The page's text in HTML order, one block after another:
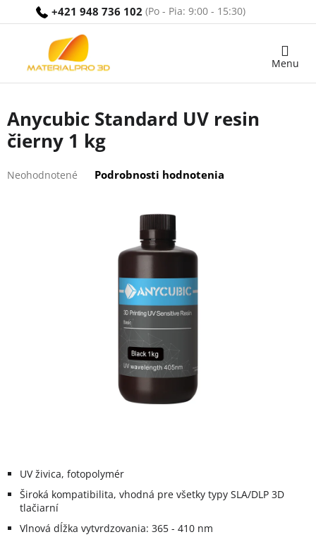
+421 948 736 102
Nákupný
Anycubic Standard UV resin
čierny 1 kg
hodnotenie
Neohodnotené Podrobnosti hodnotenia
UV živica, fotopolymér
Široká kompatibilita, vhodná pre všetky typy SLA/DLP 3D
tlačiarní
Vlnová dĺžka vytvrdzovania: 365 - 410 nm